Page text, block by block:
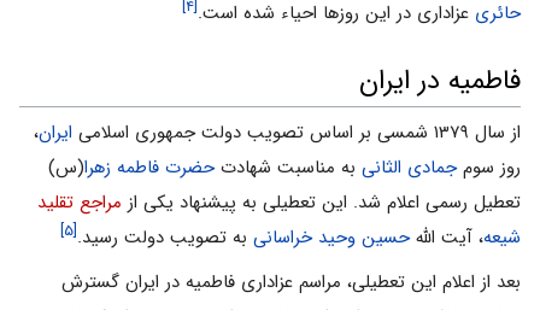
حائری عزاداری در این روزها احیاء شده است.[۴]
فاطمیه در ایران
از سال ۱۳۷۹ شمسی بر اساس تصویب دولت جمهوری اسلامی ایران،
روز سومجمادی الثانی به مناسبت شهادتحضرت فاطمه زهرا(س)
تعطیل رسمی اعلام شد. این تعطیلی به پیشنهاد یکی از مراجع تقلید
شیعه، آیت اللهحسین وحید خراسانی به تصویب دولت رسید.[۵]
بعد از اعلام این تعطیلی، مراسم عزاداری فاطمیه در ایران گسترش